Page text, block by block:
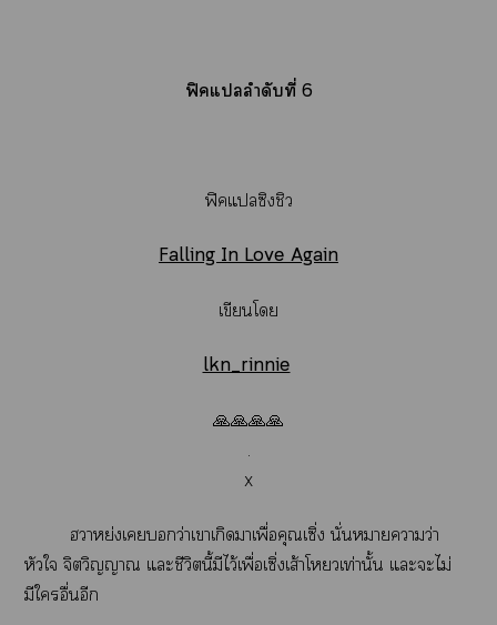
ฟิคแลำดับที่ 6
ฟิคแซิงชิว
Falling In Love Again
เขียนโ
lkn_rinnie
🙏🙏🙏🙏
.
x
ฮาหย่งเว่าเาเกิดาเพื่อคุณเซิ่ง นั่นหมายความว่า
หัวใ จิตวิญญาณ แะชีวิตนี้มีไว้เพื่อเซิ่งเส้าโวเท่านั้น แะะไม่
มีใอื่นอีก